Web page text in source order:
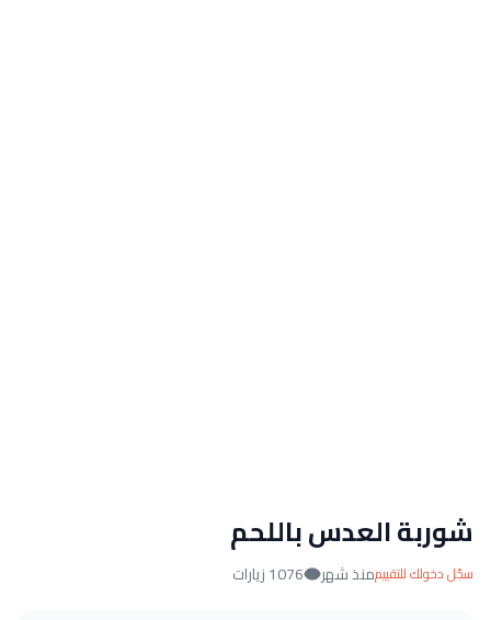
شوربة العدس باللحم
سجّل دخولك للتقييممنذ شهر 1076 زيارات